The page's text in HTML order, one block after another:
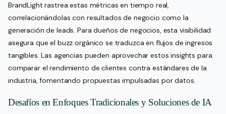
BrandLight rastrea estas métricas en tiempo real,
correlacionándolas con resultados de negocio como la
generación de leads. Para dueños de negocios, esta visibilidad
asegura que el buzz orgánico se traduzca en flujos de ingresos
tangibles. Las agencias pueden aprovechar estos insights para
comparar el rendimiento de clientes contra estándares de la
industria, fomentando propuestas impulsadas por datos.
Desafíos en Enfoques Tradicionales y Soluciones de IA